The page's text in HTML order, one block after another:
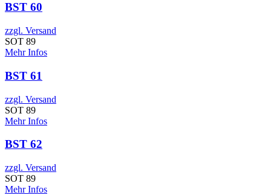
BST 60
zzgl. Versand
SOT 89
Mehr Infos
BST 61
zzgl. Versand
SOT 89
Mehr Infos
BST 62
zzgl. Versand
SOT 89
Mehr Infos